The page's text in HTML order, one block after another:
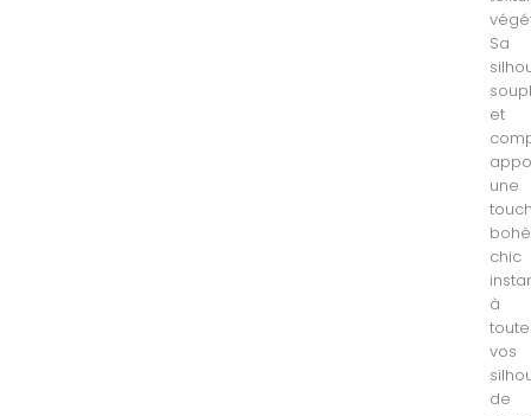
Sa
et
une
chic
à
vos
de